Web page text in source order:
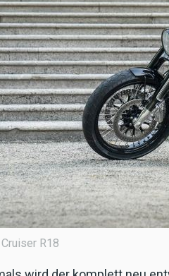
R18